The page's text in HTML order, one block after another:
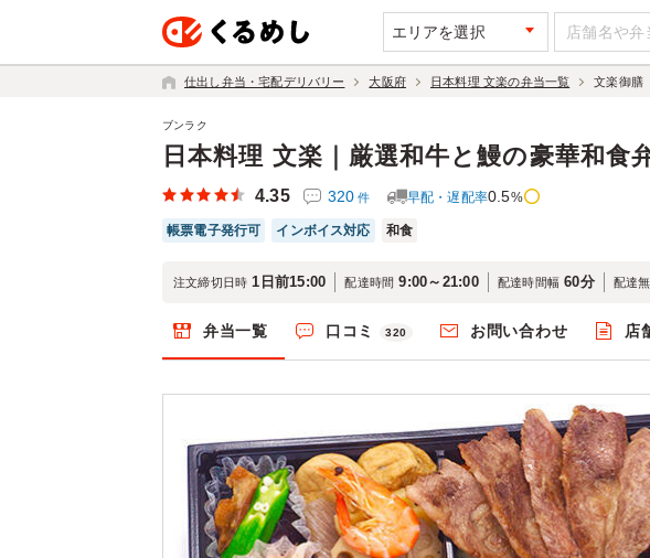
エリアを選択
仕出し弁当・宅配デリバリー 大阪府 日本料理 文楽の弁当一覧 文楽御膳
日本料理 文楽｜厳選和牛と鰻の豪華和食
ブンラク
4.35 320 件 早配・遅配率0.5%
帳票電子発行可 インボイス対応 和食
注文締切日時 1日前15:00 配達時間 9:00～21:00 配達時間幅 60分 配達
弁当一覧 口コミ 320 お問い合わせ 店